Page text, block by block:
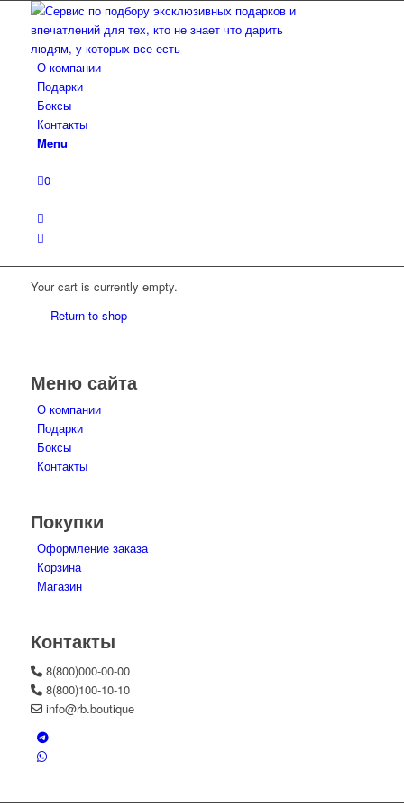
О компании
Подарки
Боксы
Контакты
Menu
0
Your cart is currently empty.
Return to shop
Меню сайта
О компании
Подарки
Боксы
Контакты
Покупки
Оформление заказа
Корзина
Магазин
Контакты
8(800)000-00-00
8(800)100-10-10
info@rb.boutique